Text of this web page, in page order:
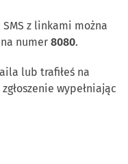
z linkami można
na numer 8080.
lub trafiłeś na
wypełniając